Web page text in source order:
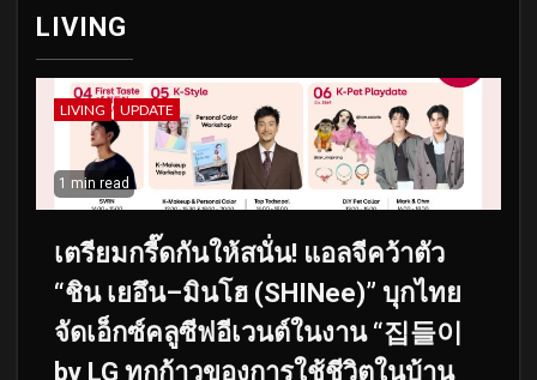
LIVING
LIVING UPDATE
1 min read
เตรียมกรี๊ดกันให้สนั่น! แอลจีคว้าตัว
“ชิน เยอึน–มินโฮ (SHINee)” บุกไทย
จัดเอ็กซ์คลูซีฟอีเวนต์ในงาน “집들이
by LG ทุกก้าวของการใช้ชีวิตในบ้าน